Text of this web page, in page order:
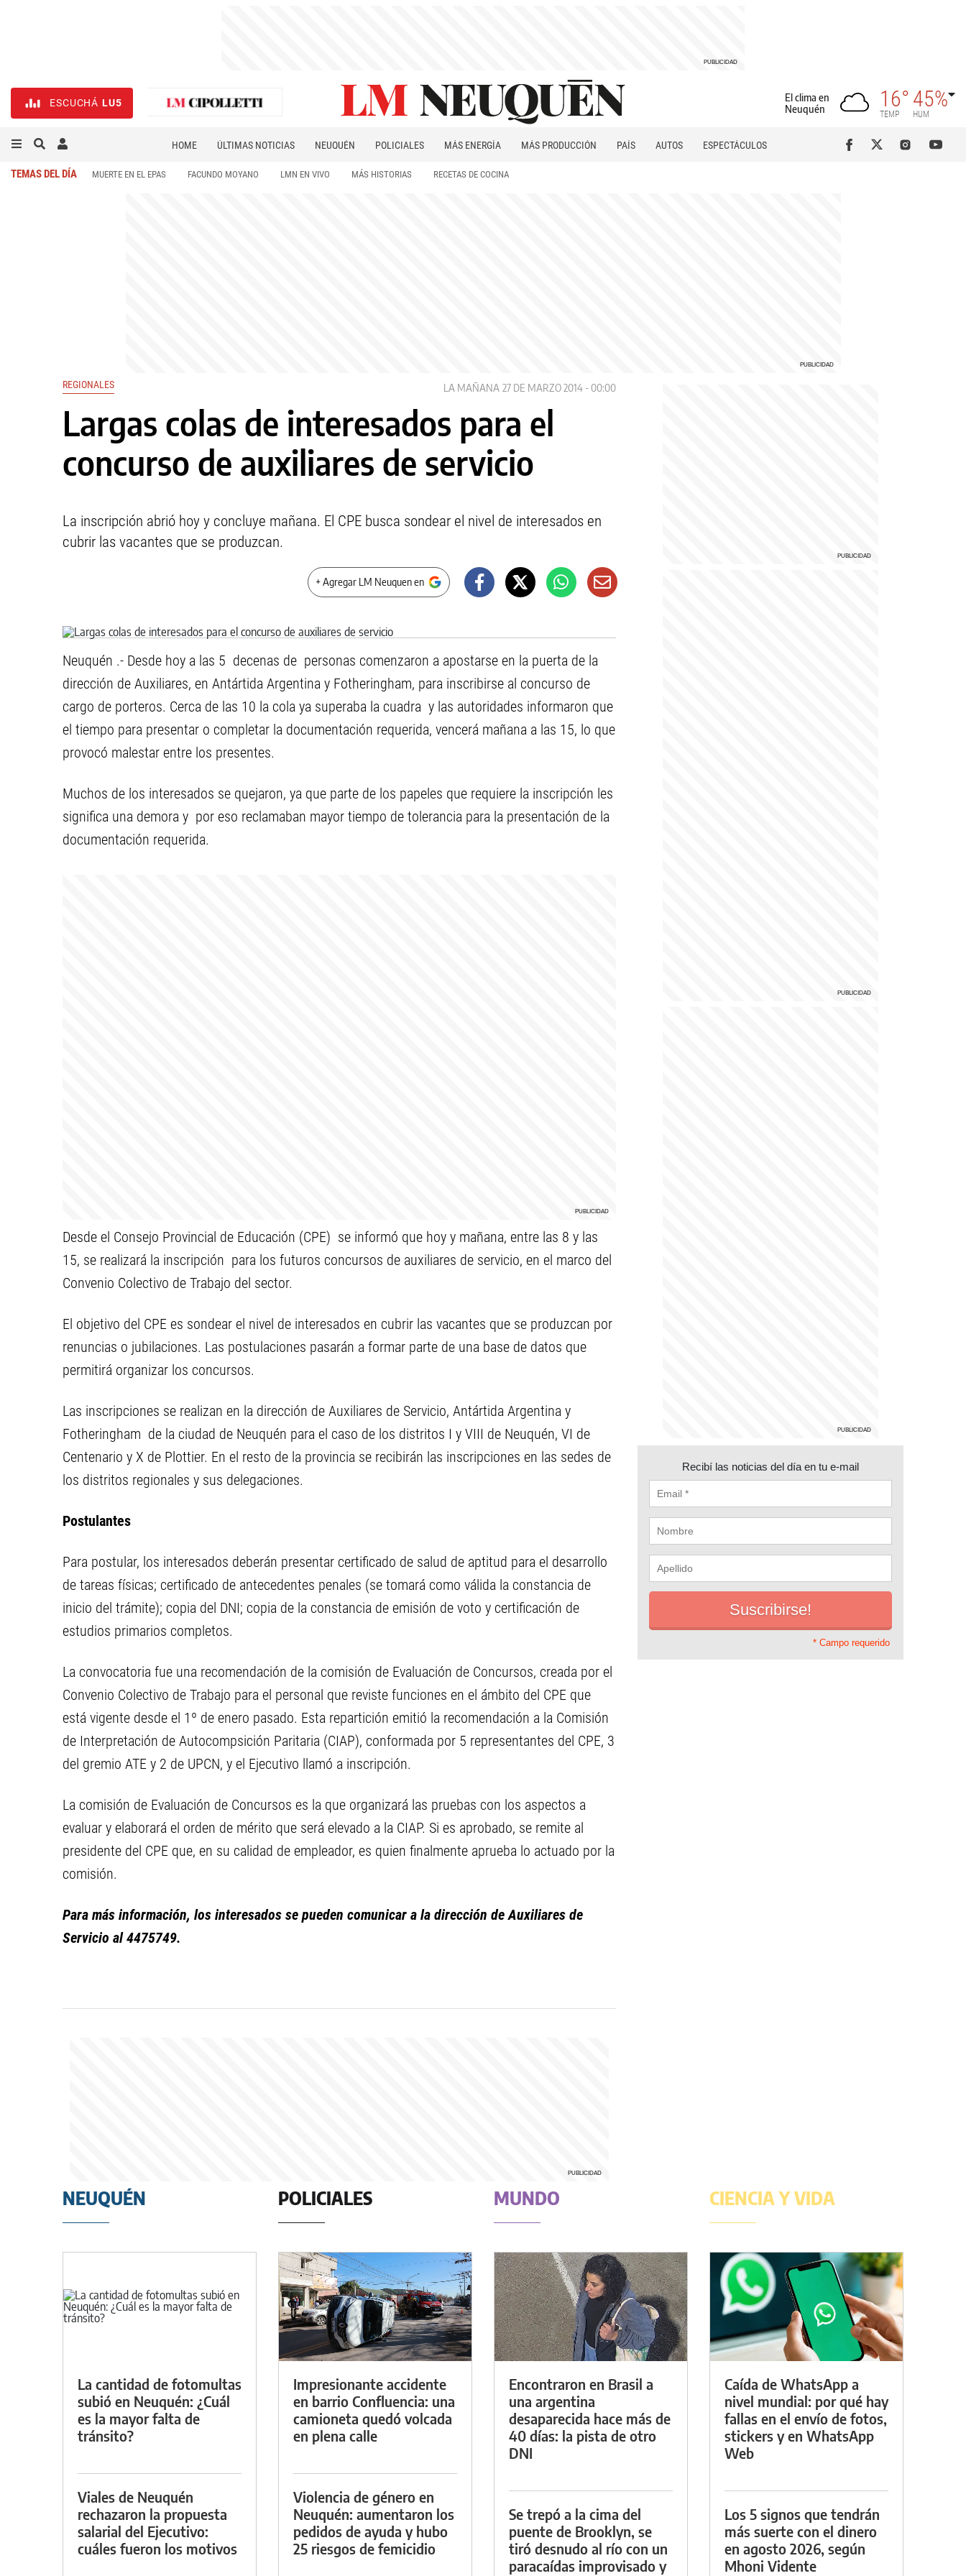
ESCUCHÁ LU5
El clima en
Neuquén
16°
TEMP
45%
HUM
HOME ÚLTIMAS NOTICIAS NEUQUÉN POLICIALES MÁS ENERGÍA MÁS PRODUCCIÓN PAÍS AUTOS
ESPECTÁCULOS
TEMAS DEL DÍA MUERTE EN EL EPAS FACUNDO MOYANO LMN EN VIVO MÁS HISTORIAS RECETAS DE COCINA
REGIONALES LA MAÑANA 27 DE MARZO 2014 - 00:00
Largas colas de interesados para el
concurso de auxiliares de servicio
La inscripción abrió hoy y concluye mañana. El CPE busca sondear el nivel de interesados en
cubrir las vacantes que se produzcan.
+ Agregar LM Neuquen en
Neuquén .- Desde hoy a las 5 decenas de personas comenzaron a apostarse en la puerta de la
dirección de Auxiliares, en Antártida Argentina y Fotheringham, para inscribirse al concurso de
cargo de porteros. Cerca de las 10 la cola ya superaba la cuadra y las autoridades informaron que
el tiempo para presentar o completar la documentación requerida, vencerá mañana a las 15, lo que
provocó malestar entre los presentes.
Muchos de los interesados se quejaron, ya que parte de los papeles que requiere la inscripción les
significa una demora y por eso reclamaban mayor tiempo de tolerancia para la presentación de la
documentación requerida.
Desde el Consejo Provincial de Educación (CPE) se informó que hoy y mañana, entre las 8 y las
15, se realizará la inscripción para los futuros concursos de auxiliares de servicio, en el marco del
Convenio Colectivo de Trabajo del sector.
El objetivo del CPE es sondear el nivel de interesados en cubrir las vacantes que se produzcan por
renuncias o jubilaciones. Las postulaciones pasarán a formar parte de una base de datos que
permitirá organizar los concursos.
Las inscripciones se realizan en la dirección de Auxiliares de Servicio, Antártida Argentina y
Fotheringham de la ciudad de Neuquén para el caso de los distritos I y VIII de Neuquén, VI de
Centenario y X de Plottier. En el resto de la provincia se recibirán las inscripciones en las sedes de
los distritos regionales y sus delegaciones.
Postulantes
Para postular, los interesados deberán presentar certificado de salud de aptitud para el desarrollo
de tareas físicas; certificado de antecedentes penales (se tomará como válida la constancia de
inicio del trámite); copia del DNI; copia de la constancia de emisión de voto y certificación de
estudios primarios completos.
La convocatoria fue una recomendación de la comisión de Evaluación de Concursos, creada por el
Convenio Colectivo de Trabajo para el personal que reviste funciones en el ámbito del CPE que
está vigente desde el 1º de enero pasado. Esta repartición emitió la recomendación a la Comisión
de Interpretación de Autocompsición Paritaria (CIAP), conformada por 5 representantes del CPE, 3
del gremio ATE y 2 de UPCN, y el Ejecutivo llamó a inscripción.
La comisión de Evaluación de Concursos es la que organizará las pruebas con los aspectos a
evaluar y elaborará el orden de mérito que será elevado a la CIAP. Si es aprobado, se remite al
presidente del CPE que, en su calidad de empleador, es quien finalmente aprueba lo actuado por la
comisión.
Para más información, los interesados se pueden comunicar a la dirección de Auxiliares de
Servicio al 4475749.
Recibí las noticias del día en tu e-mail
* Campo requerido
NEUQUÉN
La cantidad de fotomultas
subió en Neuquén: ¿Cuál
es la mayor falta de
tránsito?
Viales de Neuquén
rechazaron la propuesta
salarial del Ejecutivo:
cuáles fueron los motivos
POLICIALES
Impresionante accidente
en barrio Confluencia: una
camioneta quedó volcada
en plena calle
Violencia de género en
Neuquén: aumentaron los
pedidos de ayuda y hubo
25 riesgos de femicidio
MUNDO
Encontraron en Brasil a
una argentina
desaparecida hace más de
40 días: la pista de otro
DNI
Se trepó a la cima del
puente de Brooklyn, se
tiró desnudo al río con un
paracaídas improvisado y
CIENCIA Y VIDA
Caída de WhatsApp a
nivel mundial: por qué hay
fallas en el envío de fotos,
stickers y en WhatsApp
Web
Los 5 signos que tendrán
más suerte con el dinero
en agosto 2026, según
Mhoni Vidente